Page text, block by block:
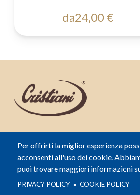
Per offrirti la miglior esperienza
acconsenti all'uso dei cookie.
puoi trovare maggiori informazioni
PRIVACY POLICY COOKIE POLICY
da24,00 €
REA: LI-95639
Per i dettagli relativi agli aiuti di stato